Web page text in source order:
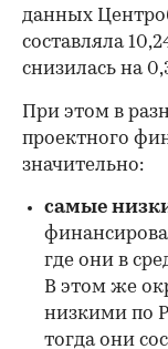
данных
составляла
снизилась на
При этом в
проектного
значительно:
самые
где они в
В этом же
низкими по
тогда они